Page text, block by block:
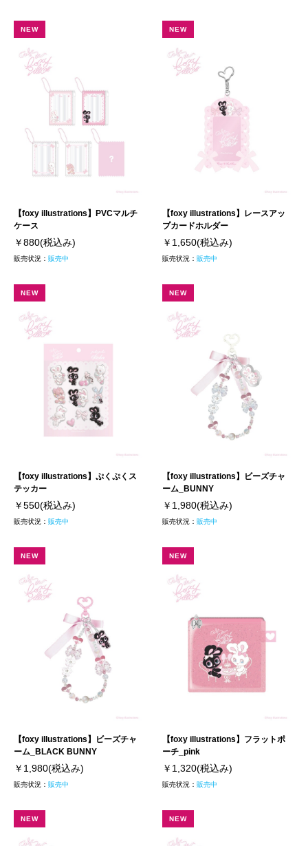
NEW
【foxy illustrations】PVCマルチ
ケース
￥880(税込み)
販売状況： 販売中
NEW
【foxy illustrations】レースアッ
プカードホルダー
￥1,650(税込み)
販売状況：販売中
NEW
【foxy illustrations】ぷくぷくス
テッカー
￥550(税込み)
販売状況： 販売中
NEW
【foxy illustrations】ビーズチャ
ーム_BUNNY
￥1,980(税込み)
販売状況：販売中
NEW
【foxy illustrations】ビーズチャ
ーム_BLACK BUNNY
￥1,980(税込み)
販売状況： 販売中
NEW
【foxy illustrations】フラットポ
ーチ_pink
￥1,320(税込み)
販売状況：販売中
NEW NEW